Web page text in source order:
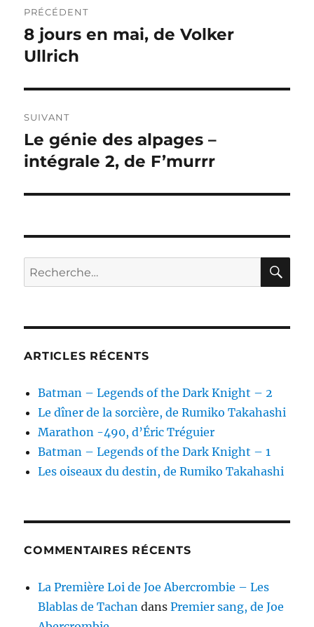
de
l’article
PRÉCÉDENT
Publication
précédente :
8 jours en mai, de Volker
Ullrich
SUIVANT
Publication
suivante :
Le génie des alpages –
intégrale 2, de F’murrr
Recherche
pour :
ARTICLES RÉCENTS
Batman – Legends of the Dark Knight – 2
Le dîner de la sorcière, de Rumiko Takahashi
Marathon -490, d’Éric Tréguier
Batman – Legends of the Dark Knight – 1
Les oiseaux du destin, de Rumiko Takahashi
COMMENTAIRES RÉCENTS
La Première Loi de Joe Abercrombie – Les
Blablas de Tachan dansPremier sang, de Joe